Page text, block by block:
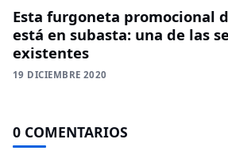
Esta furgoneta promocional
está en subasta: una de las
existentes
19 DICIEMBRE 2020
0 COMENTARIOS